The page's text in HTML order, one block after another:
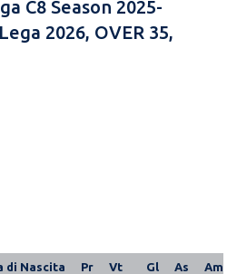
C8 Season 2025-
2026, OVER 35,
di Nascita Pr Vt Gl As Am